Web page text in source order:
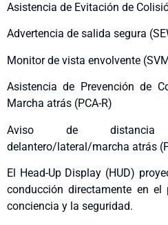
Asistencia de Evitación de
Advertencia de salida segura
Monitor de vista envolvente
Asistencia de Prevención de
Marcha atrás (PCA-R)
Aviso de distancia
delantero/lateral/marcha atrás
El Head-Up Display (HUD)
conducción directamente en
conciencia y la seguridad.